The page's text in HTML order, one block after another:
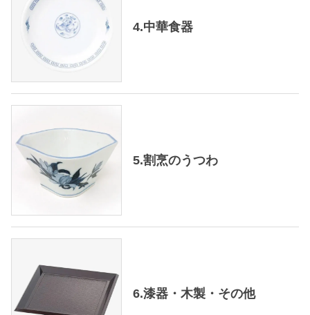
4.中華食器
5.割烹のうつわ
6.漆器・木製・その他